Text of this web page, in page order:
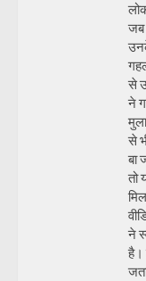
जब
से
ने
से
बा
तो
ने
है।